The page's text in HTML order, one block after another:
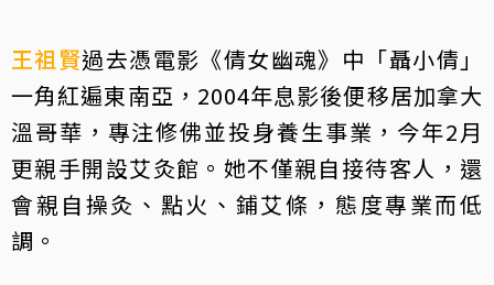
王祖賢過去憑電影《倩女幽魂》中「聶小倩」
一角紅遍東南亞，2004年息影後便移居加拿大
溫哥華，專注修佛並投身養生事業，今年2月
更親手開設艾灸館。她不僅親自接待客人，還
會親自操灸、點火、鋪艾條，態度專業而低
調。